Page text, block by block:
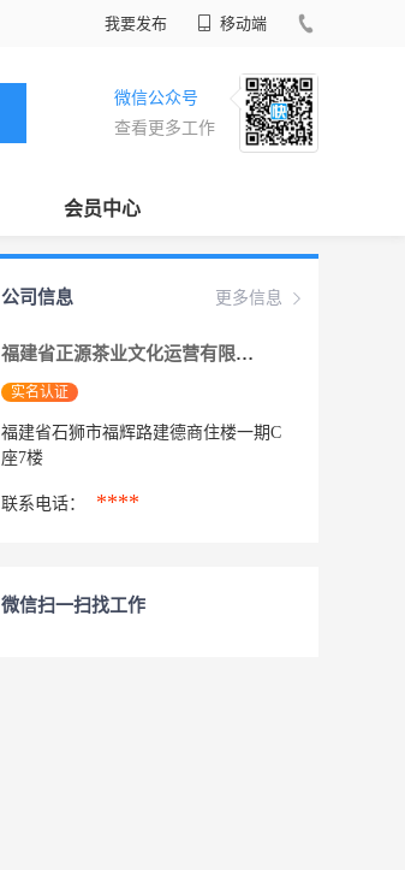
我要发布 移动端
微信公众号
查看更多工作
会员中心
更多信息
公司信息
福建省正源茶业文化运营有限责任公司
实名认证
福建省石狮市福辉路建德商住楼一期C
座7楼
联系电话： ****
微信扫一扫找工作